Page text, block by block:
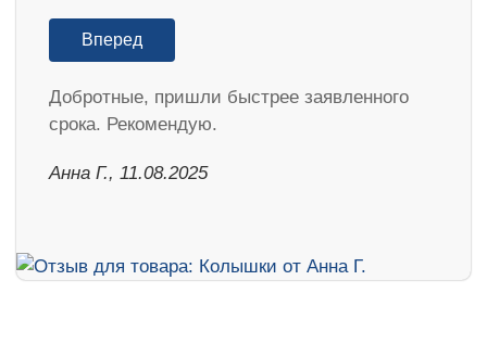
Вперед
Добротные, пришли быстрее заявленного
срока. Рекомендую.
Анна Г., 11.08.2025